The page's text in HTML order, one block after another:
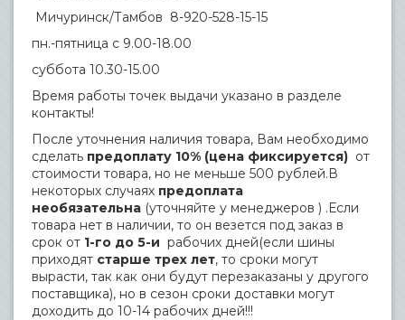
Мичуринск/Тамбов 8-920-528-15-15
пн.-пятница с 9.00-18.00
суббота 10.30-15.00
Время работы точек выдачи указано в разделе
контакты!
После уточнения наличия товара, Вам необходимо
сделать предоплату 10% (цена фиксируется) от
стоимости товара, но не меньше 500 рублей.В
некоторых случаях предоплата
необязательна (уточняйте у менеджеров ) .Если
товара нет в наличии, то он везется под заказ в
срок от 1-го до 5-и рабочих дней(если шины
приходят старше трех лет, то сроки могут
вырасти, так как они будут перезаказаны у другого
поставщика), но в сезон сроки доставки могут
доходить до 10-14 рабочих дней!!!